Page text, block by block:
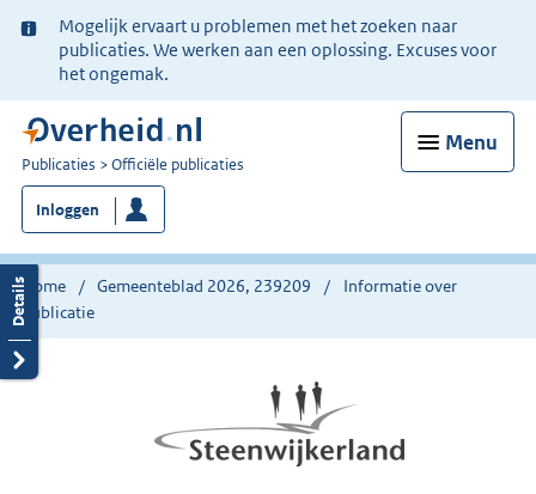
Ter
informatie:
Mogelijk ervaart u problemen met het zoeken naar
publicaties. We werken aan een oplossing. Excuses voor
het ongemak.
Menu
U
bent
nu
hier:
Publicaties Officiële publicaties
Inloggen
Home Gemeenteblad 2026, 239209
Informatie over
publicatie